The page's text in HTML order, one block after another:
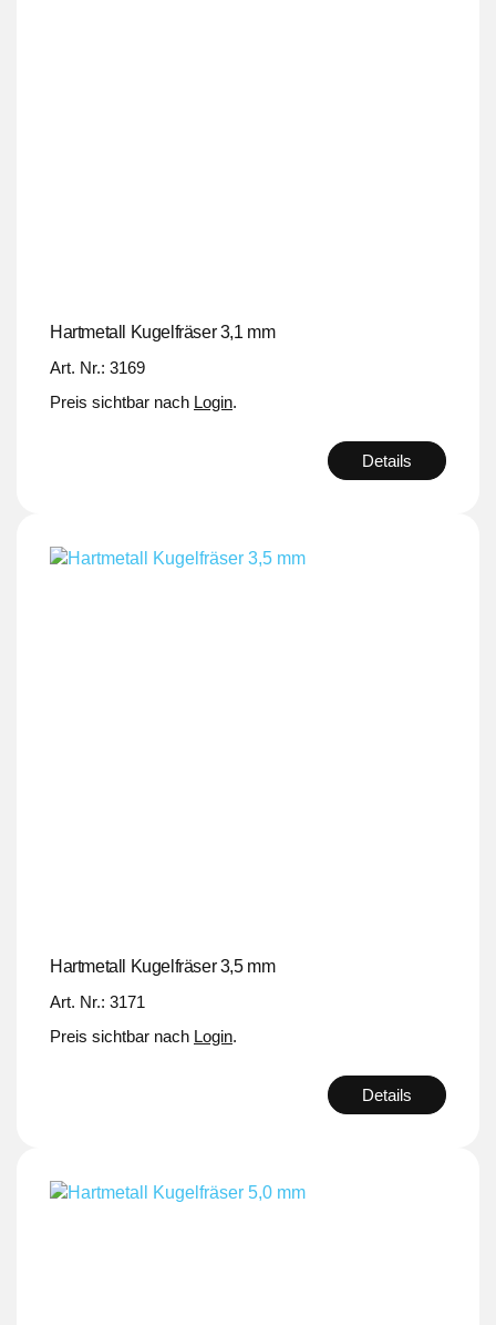
Hartmetall Kugelfräser 3,1 mm
Art. Nr.: 3169
Preis sichtbar nach Login.
Details
Hartmetall Kugelfräser 3,5 mm
Art. Nr.: 3171
Preis sichtbar nach Login.
Details